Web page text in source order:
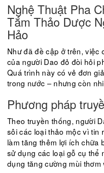
Nghệ Thuật Pha
Tắm Thảo Dược
Hảo
Như đã đề cập ở trên, việc
của người Dao đỏ đòi hỏi
Quá trình này có vẻ đơn
trong nước – nhưng còn
Phương pháp
Theo truyền thống, người
sôi các loại thảo mộc vì tin
làm tăng thêm lợi ích chữa
sử dụng các loại gỗ cụ thể
dụng tăng cường mùi